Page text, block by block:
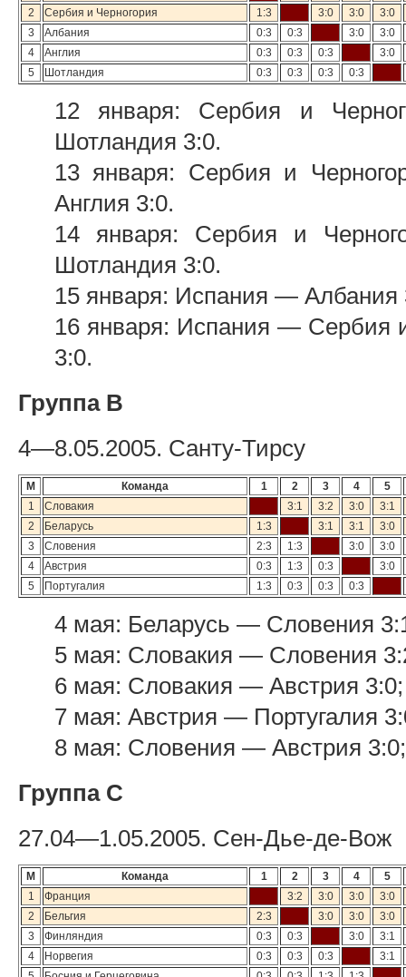
2
Сербия и Черногория 1:3 3:0 3:0
3:0
3
Албания 0:3 0:3 3:0
3:0
4
Англия 0:3 0:3 0:3
3:0
5
Шотландия 0:3 0:3 0:3 0:3
12 января: Сербия и
Шотландия 3:0.
13 января: Сербия и
Англия 3:0.
14 января: Сербия и
Шотландия 3:0.
15 января: Испания —
16 января: Испания — Сербия
3:0.
Группа В
4—8.05.2005. Санту-Тирсу
М Команда 1 2 3 4
5
1
Словакия 3:1 3:2 3:0
3:1
2
Беларусь 1:3 3:1 3:1
3:0
3
Словения 2:3 1:3 3:0
3:0
4
Австрия 0:3 1:3 0:3
3:0
5
Португалия 1:3 0:3 0:3 0:3
4 мая: Беларусь — Словения
5 мая: Словакия — Словения
6 мая: Словакия — Австрия
7 мая: Австрия — Португалия
8 мая: Словения — Австрия
Группа С
27.04—1.05.2005. Сен-Дье-де-Вож
М Команда 1 2 3 4
5
1
Франция 3:2 3:0 3:0
3:0
2
Бельгия 2:3 3:0 3:0
3:0
3
Финляндия 0:3 0:3 3:0
3:1
4
Норвегия 0:3 0:3 0:3
3:1